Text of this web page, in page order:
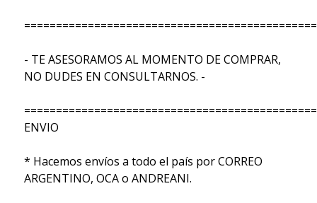
- TE ASESORAMOS AL MOMENTO DE COMPRAR,
NO DUDES EN CONSULTARNOS. -
ENVIO
* Hacemos envíos a todo el país por CORREO
ARGENTINO, OCA o ANDREANI.